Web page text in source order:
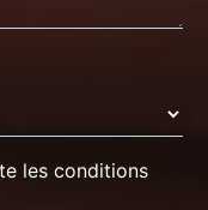
les conditions